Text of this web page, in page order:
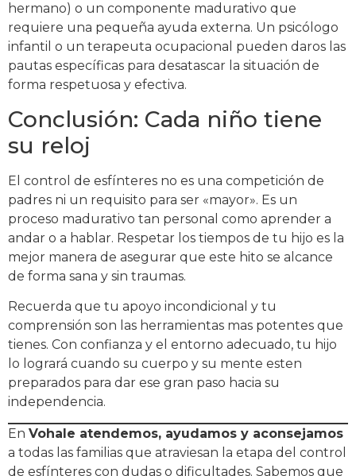
hermano) o un componente madurativo que
requiere una pequeña ayuda externa. Un psicólogo
infantil o un terapeuta ocupacional pueden daros las
pautas específicas para desatascar la situación de
forma respetuosa y efectiva.
Conclusión: Cada niño tiene
su reloj
El control de esfínteres no es una competición de
padres ni un requisito para ser «mayor». Es un
proceso madurativo tan personal como aprender a
andar o a hablar. Respetar los tiempos de tu hijo es la
mejor manera de asegurar que este hito se alcance
de forma sana y sin traumas.
Recuerda que tu apoyo incondicional y tu
comprensión son las herramientas mas potentes que
tienes. Con confianza y el entorno adecuado, tu hijo
lo logrará cuando su cuerpo y su mente esten
preparados para dar ese gran paso hacia su
independencia.
En Vohale atendemos, ayudamos y aconsejamos
a todas las familias que atraviesan la etapa del control
de esfínteres con dudas o dificultades. Sabemos que